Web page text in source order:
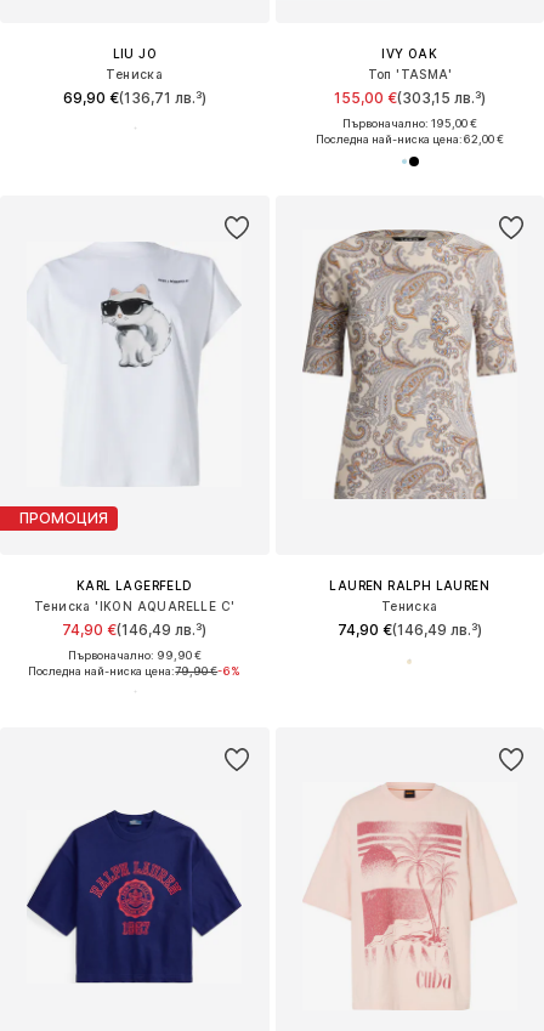
LIU JO
Тениска
69,90 €(136,71 лв.³)
IVY OAK
Топ 'TASMA'
155,00 €(303,15 лв.³)
Първоначално: 195,00 €
Последна най-ниска цена:62,00 €
ПРОМОЦИЯ
KARL LAGERFELD
Тениска 'IKON AQUARELLE C'
74,90 €(146,49 лв.³)
Първоначално: 99,90 €
Последна най-ниска цена:79,90 €-6%
LAUREN RALPH LAUREN
Тениска
74,90 €(146,49 лв.³)